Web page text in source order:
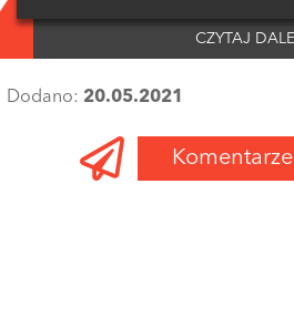
CZYTAJ
Dodano: 20.05.2021
Komentarze